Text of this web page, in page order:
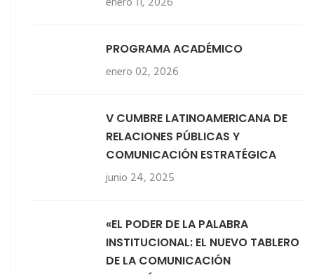
PROGRAMA ACADÉMICO
enero 02, 2026
V CUMBRE LATINOAMERICANA DE
RELACIONES PÚBLICAS Y
COMUNICACIÓN ESTRATÉGICA
junio 24, 2025
«EL PODER DE LA PALABRA
INSTITUCIONAL: EL NUEVO TABLERO
DE LA COMUNICACIÓN